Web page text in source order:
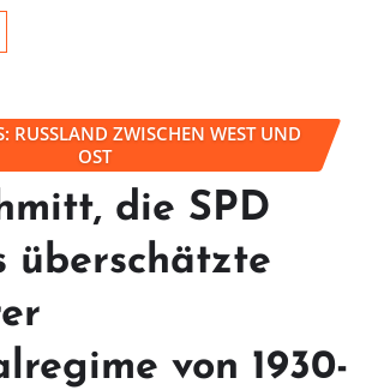
RUSSLAND ZWISCHEN WEST UND
OST
die SPD
überschätzte
von 1930-